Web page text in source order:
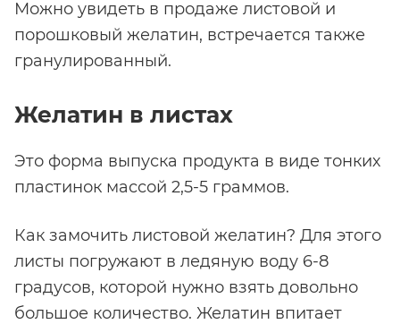
Можно увидеть в продаже листовой и
порошковый желатин, встречается также
гранулированный.
Желатин в листах
Это форма выпуска продукта в виде тонких
пластинок массой 2,5-5 граммов.
Как замочить листовой желатин? Для этого
листы погружают в ледяную воду 6-8
градусов, которой нужно взять довольно
большое количество. Желатин впитает